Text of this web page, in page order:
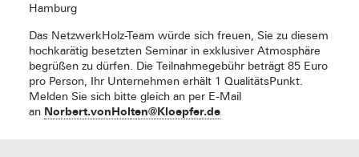
Hamburg
Das NetzwerkHolz-Team würde sich freuen, Sie zu diesem
hochkarätig besetzten Seminar in exklusiver Atmosphäre
begrüßen zu dürfen. Die Teilnahmegebühr beträgt 85 Euro
pro Person, Ihr Unternehmen erhält 1 QualitätsPunkt.
Melden Sie sich bitte gleich an per E-Mail
an Norbert.vonHolten@Kloepfer.de